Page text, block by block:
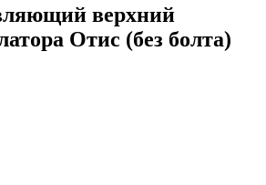
верхний
Отис (без болта)